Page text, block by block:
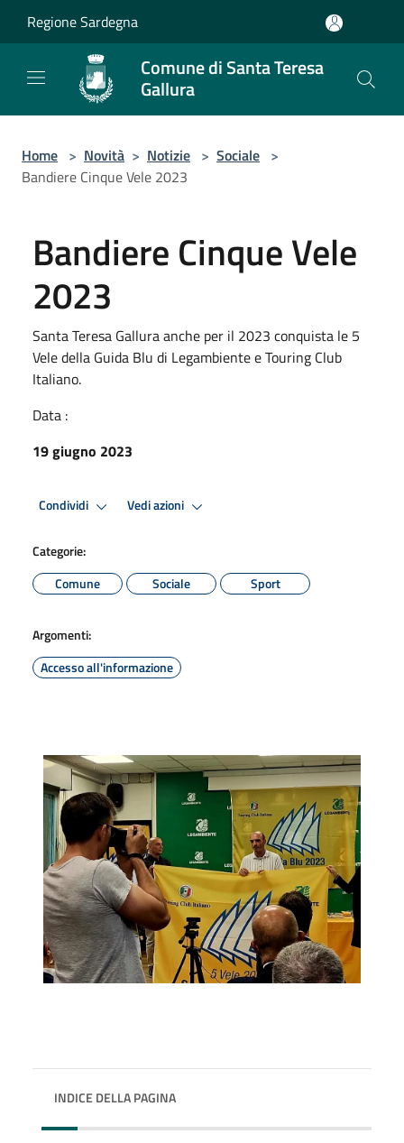
Regione Sardegna
Comune di Santa Teresa
Gallura
Home > Novità > Notizie > Sociale >
Bandiere Cinque Vele 2023
Bandiere Cinque Vele
2023
Santa Teresa Gallura anche per il 2023 conquista le 5
Vele della Guida Blu di Legambiente e Touring Club
Italiano.
Data :
19 giugno 2023
Condividi Vedi azioni
Categorie:
Comune
Sociale Sport
Argomenti:
Accesso all'informazione
INDICE DELLA PAGINA